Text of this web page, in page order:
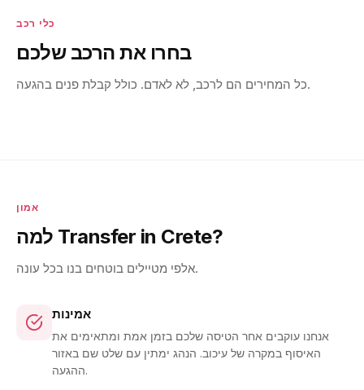
כלי רכב
בחרו את הרכב שלכם
כל המחירים הם לרכב, לא לאדם. כולל קבלת פנים בהגעה.
אמון
למה Transfer in Crete?
אלפי מטיילים בוטחים בנו בכל עונה.
אמינות
אנחנו עוקבים אחר הטיסה שלכם בזמן אמת ומתאימים את
האיסוף במקרה של עיכוב. הנהג ימתין עם שלט שם באזור
ההגעה.